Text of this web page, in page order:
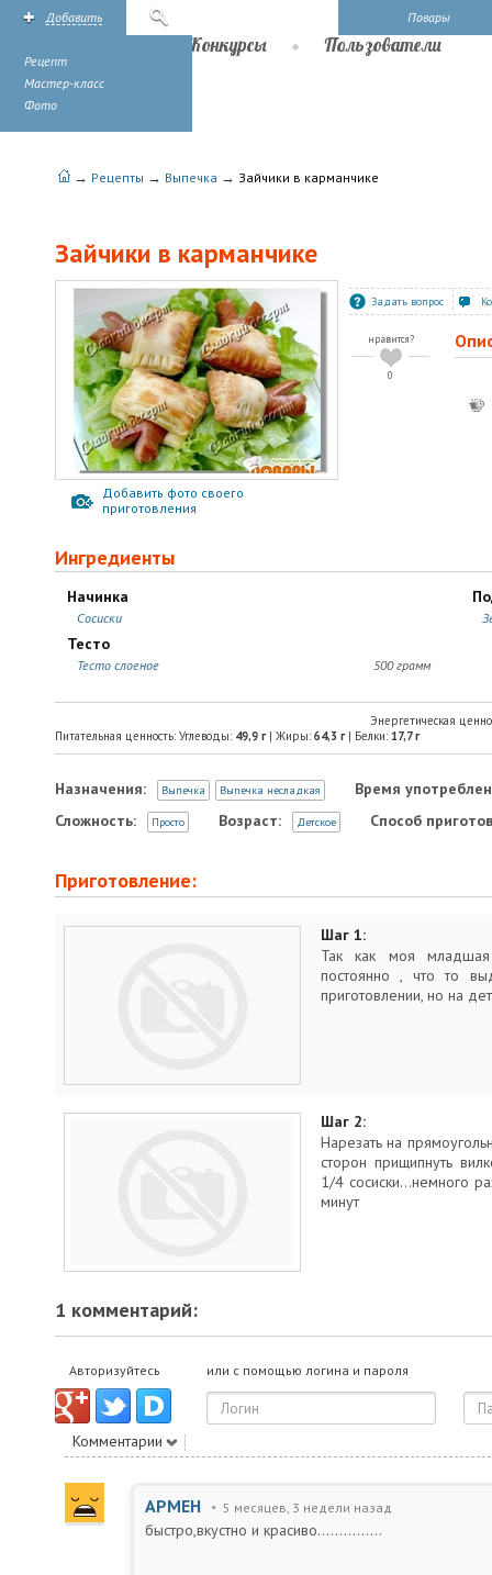
Повары
Добавить
Рецепт
Мастер-класс
Фото
Конкурсы Пользователи
→ Рецепты → Выпечка → Зайчики в карманчике
Зайчики в карманчике
Добавить фото своего
приготовления
Задать вопрос
нравится?
0
Ингредиенты
Начинка
Сосиски
Тесто
500 грамм
Тесто слоеное
Энергетическая
Питательная ценность: Углеводы: 49,9 г| Жиры: 64,3 г| Белки: 17,7г
Назначения: Выпечка Выпечка несладкая
Время
Сложность:
Просто Возраст: Детское Способ
Приготовление:
Шаг 1:
Так как моя младшая
постоянно , что то
приготовлении, но на
Шаг 2:
Нарезать на
сторон прищипнуть
1/4 сосиски...немного
минут
1 комментарий:
Авторизуйтесь или с помощью логина и пароля
Комментарии
АРМЕН 5 месяцев, 3 недели назад
быстро,вкустно и красиво...............